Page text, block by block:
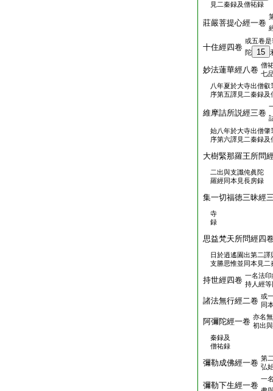
見二秦録及僧祐録
莊嚴菩提心經一卷
十住經四卷
或五卷
陀
15
妙法蓮華經八卷 僧
七
八年夏於大寺出僧叡
序第五譯見二秦録及
維摩詰所説經三卷
始八年於大寺出僧肇
序第六譯見二秦録及
大樹緊那羅王所問
二出與支讖伅眞陀
羅經同本見長房録
集一切福徳三昧經
寺
録
思益梵天所問經四
日於逍遙園出第二譯
支勝思惟並同本見二
持世經四卷 一名法
持人經
諸法無行經二卷 或
同
阿彌陀經一卷 亦名
初出
秦録及
僧祐録
彌勒成佛經一卷 第
弘
彌勒下生經一卷
一